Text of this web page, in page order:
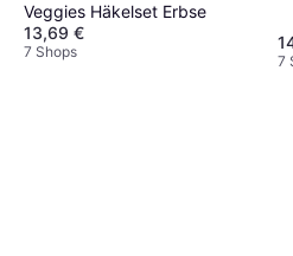
Veggies Häkelset Erbse
13,69 €
7 Shops
7